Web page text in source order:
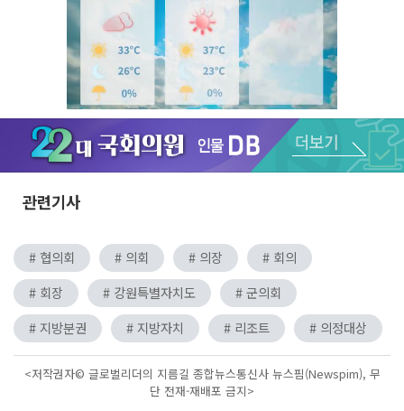
Unmute
관련기사
# 협의회 # 의회 # 의장
# 회의
# 회장
# 강원특별자치도
# 군의회
# 지방분권
# 지방자치 # 리조트 # 의정대상
<저작권자© 글로벌리더의 지름길 종합뉴스통신사 뉴스핌(Newspim), 무
단 전재-재배포 금지>